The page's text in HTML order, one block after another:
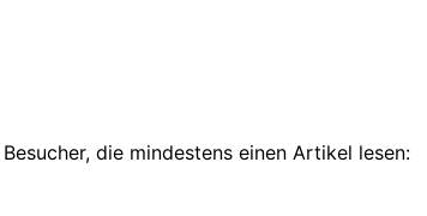
die mindestens einen Artikel lesen: